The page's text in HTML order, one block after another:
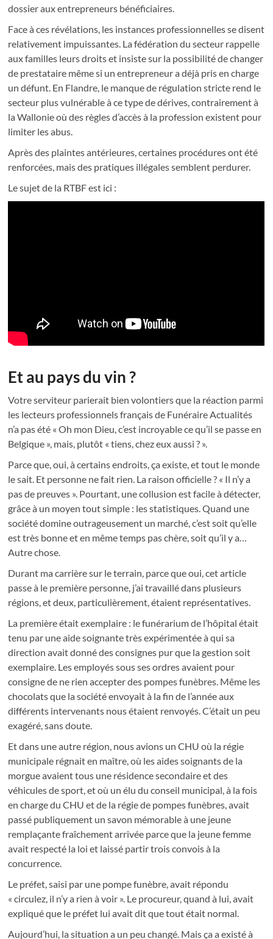
dossier aux entrepreneurs bénéficiaires.
Face à ces révélations, les instances professionnelles se disent
relativement impuissantes. La fédération du secteur rappelle
aux familles leurs droits et insiste sur la possibilité de changer
de prestataire même si un entrepreneur a déjà pris en charge
un défunt. En Flandre, le manque de régulation stricte rend le
secteur plus vulnérable à ce type de dérives, contrairement à
la Wallonie où des règles d’accès à la profession existent pour
limiter les abus.
Après des plaintes antérieures, certaines procédures ont été
renforcées, mais des pratiques illégales semblent perdurer.
Le sujet de la RTBF est ici :
Et au pays du vin ?
Votre serviteur parierait bien volontiers que la réaction parmi
les lecteurs professionnels français de Funéraire Actualités
n’a pas été « Oh mon Dieu, c’est incroyable ce qu’il se passe en
Belgique », mais, plutôt « tiens, chez eux aussi ? ».
Parce que, oui, à certains endroits, ça existe, et tout le monde
le sait. Et personne ne fait rien. La raison officielle ? « Il n’y a
pas de preuves ». Pourtant, une collusion est facile à détecter,
grâce à un moyen tout simple : les statistiques. Quand une
société domine outrageusement un marché, c’est soit qu’elle
est très bonne et en même temps pas chère, soit qu’il y a…
Autre chose.
Durant ma carrière sur le terrain, parce que oui, cet article
passe à le première personne, j’ai travaillé dans plusieurs
régions, et deux, particulièrement, étaient représentatives.
La première était exemplaire : le funérarium de l’hôpital était
tenu par une aide soignante très expérimentée à qui sa
direction avait donné des consignes pur que la gestion soit
exemplaire. Les employés sous ses ordres avaient pour
consigne de ne rien accepter des pompes funèbres. Même les
chocolats que la société envoyait à la fin de l’année aux
différents intervenants nous étaient renvoyés. C’était un peu
exagéré, sans doute.
Et dans une autre région, nous avions un CHU où la régie
municipale régnait en maître, où les aides soignants de la
morgue avaient tous une résidence secondaire et des
véhicules de sport, et où un élu du conseil municipal, à la fois
en charge du CHU et de la régie de pompes funèbres, avait
passé publiquement un savon mémorable à une jeune
remplaçante fraîchement arrivée parce que la jeune femme
avait respecté la loi et laissé partir trois convois à la
concurrence.
Le préfet, saisi par une pompe funèbre, avait répondu
« circulez, il n’y a rien à voir ». Le procureur, quand à lui, avait
expliqué que le préfet lui avait dit que tout était normal.
Aujourd’hui, la situation a un peu changé. Mais ça a existé à